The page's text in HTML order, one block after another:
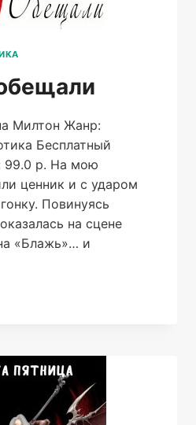
Милтон Жанр:
Бесплатный
99.0 р. На мою
ценник и с ударом
Повинуясь
на сцене
«Блажь»… и